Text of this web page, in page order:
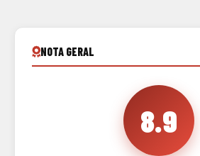
NOTA GERAL
8.9